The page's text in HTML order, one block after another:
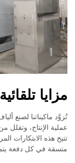
مزايا
تُزوَّد ماكيناتنا لصنع
عملية الإنتاج، وتقلل
تتيح هذه الابتكارات
متسقة في كل دفعة يتم